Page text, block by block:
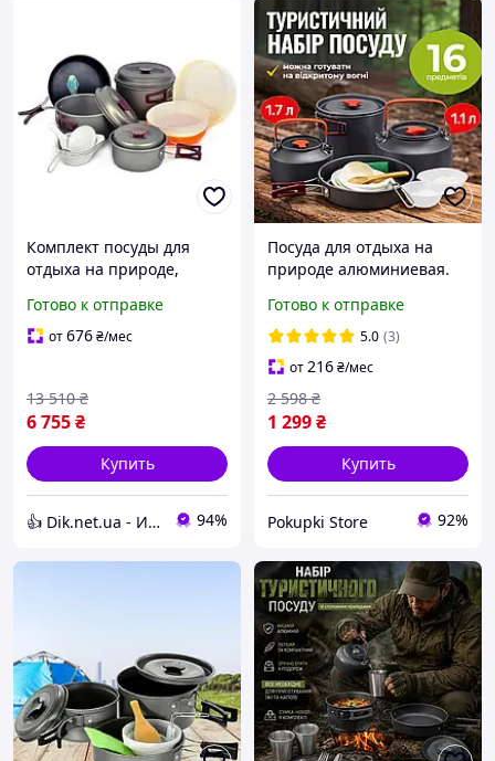
Комплект посуды для
отдыха на природе,
посуды для походов
Посуда похода костер WU-
Готово к отправке
от676₴/мес
6 755₴
13 510 ₴
Купить
👍 Dik.net.ua - Интернет магазин 94%
Посуда для отдыха на
природе алюминиевая.
пикника, активного
отдыха для очага и
Готово к отправке
5.0 (3)
от216₴/мес
1 299₴
2 598 ₴
Купить
Pokupki Store 92%